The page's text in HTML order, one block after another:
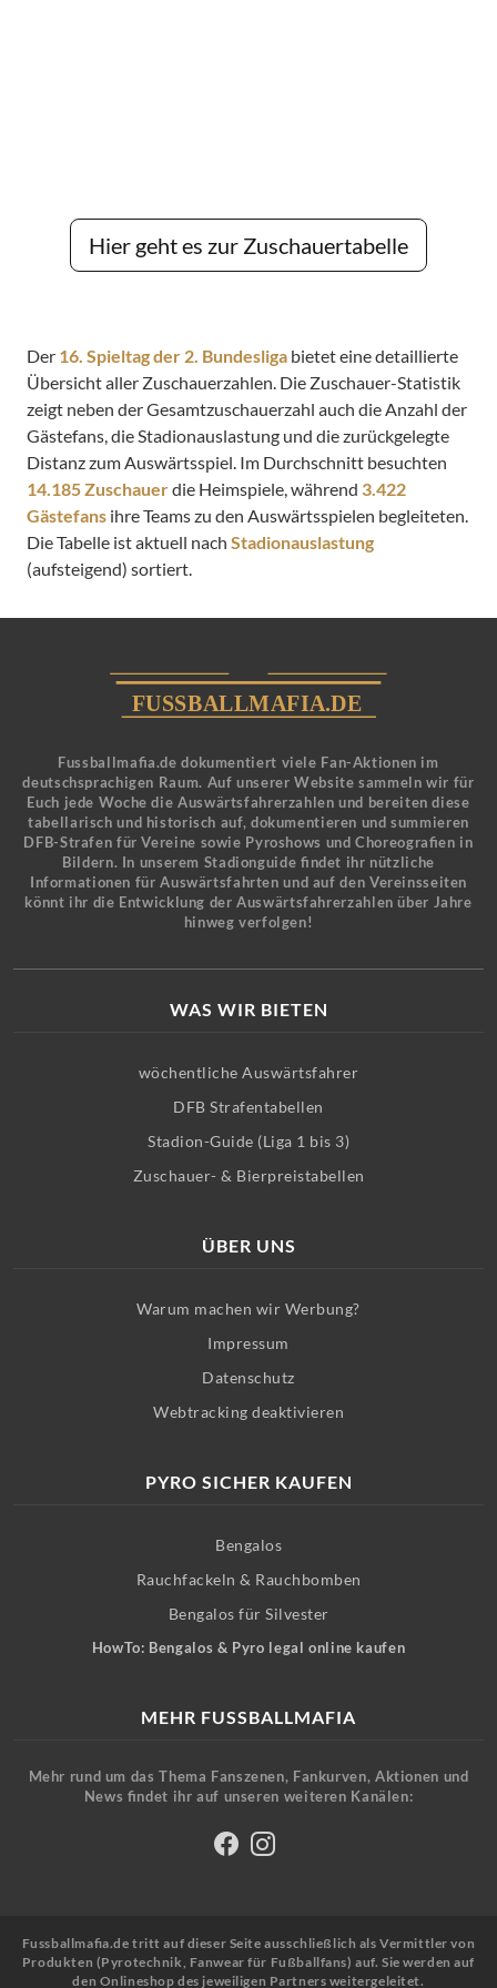
Hier geht es zur Zuschauertabelle
Der 16. Spieltag der 2. Bundesliga bietet eine detaillierte
Übersicht aller Zuschauerzahlen. Die Zuschauer-Statistik
zeigt neben der Gesamtzuschauerzahl auch die Anzahl der
Gästefans, die Stadionauslastung und die zurückgelegte
Distanz zum Auswärtsspiel. Im Durchschnitt besuchten
14.185 Zuschauerdie Heimspiele, während 3.422
Gästefans ihre Teams zu den Auswärtsspielen begleiteten.
Die Tabelle ist aktuell nach Stadionauslastung
(aufsteigend) sortiert.
Fussballmafia.de dokumentiert viele Fan-Aktionen im
deutschsprachigen Raum. Auf unserer Website sammeln wir für
Euch jede Woche die Auswärtsfahrerzahlen und bereiten diese
tabellarisch und historisch auf, dokumentieren und summieren
DFB-Strafen für Vereine sowie Pyroshows und Choreografien in
Bildern. In unserem Stadionguide findet ihr nützliche
Informationen für Auswärtsfahrten und auf den Vereinsseiten
könnt ihr die Entwicklung der Auswärtsfahrerzahlen über Jahre
hinweg verfolgen!
WAS WIR BIETEN
wöchentliche Auswärtsfahrer
DFB Strafentabellen
Stadion-Guide (Liga 1 bis 3)
Zuschauer- & Bierpreistabellen
ÜBER UNS
Warum machen wir Werbung?
Impressum
Datenschutz
Webtracking deaktivieren
PYRO SICHER KAUFEN
Bengalos
Rauchfackeln & Rauchbomben
Bengalos für Silvester
HowTo: Bengalos & Pyro legal online kaufen
MEHR FUSSBALLMAFIA
Mehr rund um das Thema Fanszenen, Fankurven, Aktionen und
News findet ihr auf unseren weiteren Kanälen:
Fussballmafia.de tritt auf dieser Seite ausschließlich als Vermittler von
Produkten (Pyrotechnik, Fanwear für Fußballfans) auf. Sie werden auf
den Onlineshop des jeweiligen Partners weitergeleitet.